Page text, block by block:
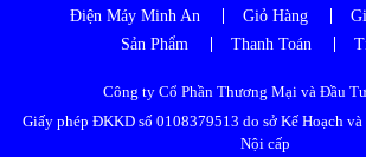
Điện Máy Minh An Giỏ Hàng
Sản Phẩm
Thanh Toán
Công ty Cổ Phần Thương Mại và Đầu
Giấy phép ĐKKD số 0108379513 do sở Kế Hoạch
Nội cấp